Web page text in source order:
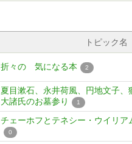
トピック名
折々の 気になる本 2
夏目漱石、永井荷風、円地文子、
大諸氏のお墓参り
1
チェーホフとテネシー・ウイリア
0